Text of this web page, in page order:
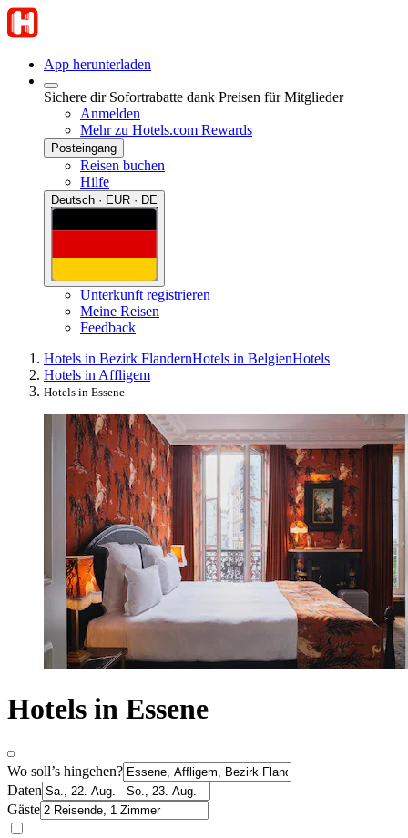
App herunterladen
Sichere dir Sofortrabatte dank Preisen für Mitglieder
Anmelden
Mehr zu Hotels.com Rewards
Posteingang
Reisen buchen
Hilfe
Deutsch · EUR · DE
Unterkunft registrieren
Meine Reisen
Feedback
Hotels in Bezirk FlandernHotels in BelgienHotels
Hotels in Affligem
Hotels in Essene
Hotels in Essene
Wo soll’s hingehen?
Daten
Gäste